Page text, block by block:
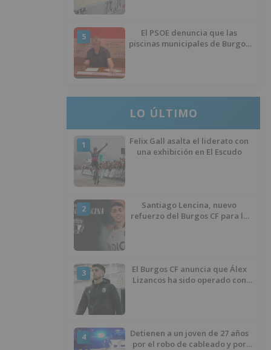
5
El PSOE denuncia que las
piscinas municipales de Burgos
LO ÚLTIMO
1
Felix Gall asalta el liderato con
una exhibición en El Escudo
2
Santiago Lencina, nuevo
refuerzo del Burgos CF para la
3
El Burgos CF anuncia que Álex
Lizancos ha sido operado con
4
Detienen a un joven de 27 años
por el robo de cableado y por